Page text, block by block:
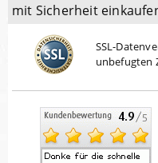
mit Sicherheit
SSL-
unbefugten